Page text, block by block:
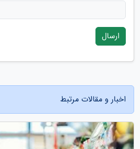
ارسال
اخبار و مقالات مرتبط